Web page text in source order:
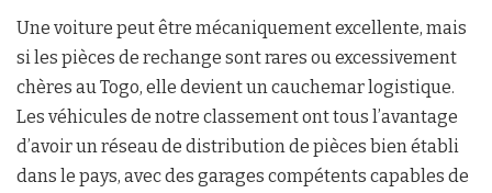
Une voiture peut être mécaniquement excellente, mais
si les pièces de rechange sont rares ou excessivement
chères au Togo, elle devient un cauchemar logistique.
Les véhicules de notre classement ont tous l’avantage
d’avoir un réseau de distribution de pièces bien établi
dans le pays, avec des garages compétents capables de